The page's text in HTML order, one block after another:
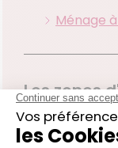
Ménage
Les zones
votre